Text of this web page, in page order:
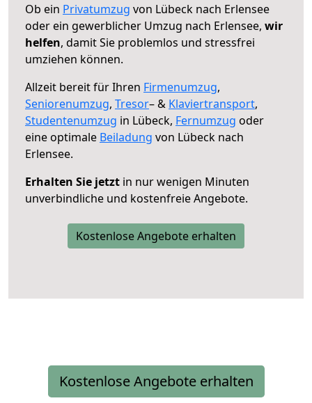
Ob ein Privatumzug von Lübeck nach Erlensee
oder ein gewerblicher Umzug nach Erlensee, wir
helfen, damit Sie problemlos und stressfrei
umziehen können.
Allzeit bereit für Ihren Firmenumzug,
Seniorenumzug, Tresor– & Klaviertransport,
Studentenumzug in Lübeck, Fernumzug oder
eine optimale Beiladung von Lübeck nach
Erlensee.
Erhalten Sie jetzt in nur wenigen Minuten
unverbindliche und kostenfreie Angebote.
Kostenlose Angebote erhalten
Kostenlose Angebote erhalten